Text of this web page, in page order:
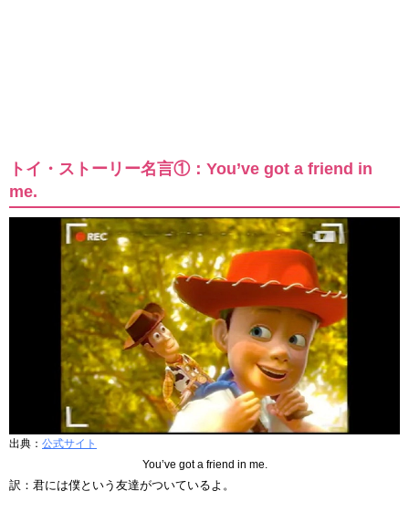
トイ・ストーリー名言①：You’ve got a friend in
me.
出典： 公式サイト
You’ve got a friend in me.
訳：君には僕という友達がついているよ。